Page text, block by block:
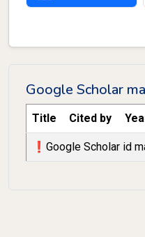
Google Scholar
Title Cited by
❗️Google Scholar id